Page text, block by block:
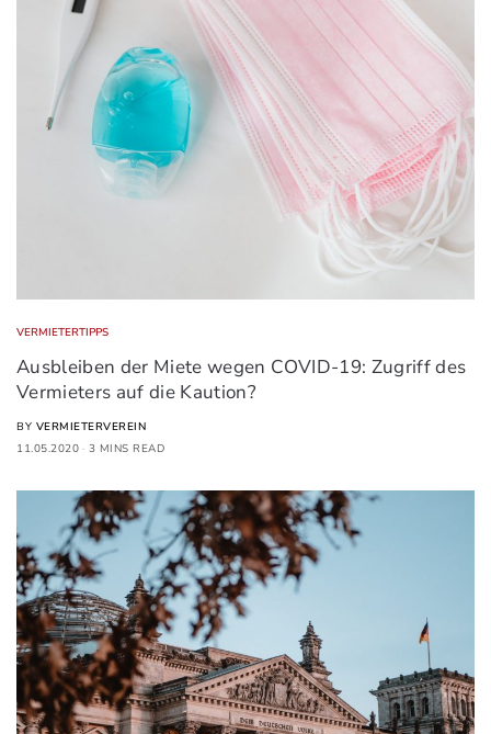
VERMIETERTIPPS
Ausbleiben der Miete wegen COVID-19: Zugriff des
Vermieters auf die Kaution?
BY VERMIETERVEREIN
11.05.2020
3 MINS READ